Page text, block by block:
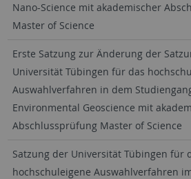
Nano-Science mit akademischer
Master of Science
Erste Satzung zur Änderung der
Universität Tübingen für das
Auswahlverfahren in dem
Environmental Geoscience mit
Abschlussprüfung Master of Science
Satzung der Universität Tübingen für
hochschuleigene Auswahlverfahren